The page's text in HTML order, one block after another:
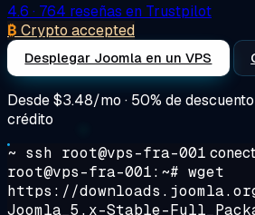
4.6 · 764 reseñas en Trustpilot
₿ Crypto accepted
Desplegar Joomla en un VPS
Desde$3.48/mo · 50% de
crédito
~ ssh root@vps-fra-001
root@vps-fra-001:~# wget
https://
Joomla_5.x-Stable-